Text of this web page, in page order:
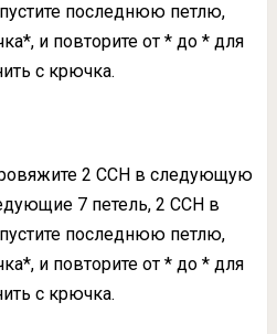
последнюю петлю,
и повторите от * до * для
с крючка.
2 ССН в следующую
7 петель, 2 ССН в
последнюю петлю,
и повторите от * до * для
с крючка.